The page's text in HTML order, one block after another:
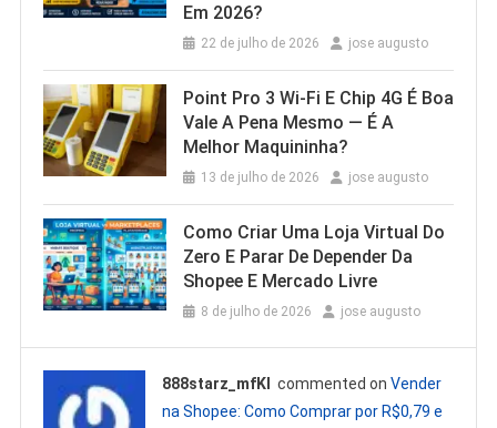
Em 2026?
22 de julho de 2026 jose augusto
Point Pro 3 Wi‑Fi E Chip 4G É Boa
Vale A Pena Mesmo — É A
Melhor Maquininha?
13 de julho de 2026 jose augusto
Como Criar Uma Loja Virtual Do
Zero E Parar De Depender Da
Shopee E Mercado Livre
8 de julho de 2026 jose augusto
888starz_mfKl commented onVender
na Shopee: Como Comprar por R$0,79 e